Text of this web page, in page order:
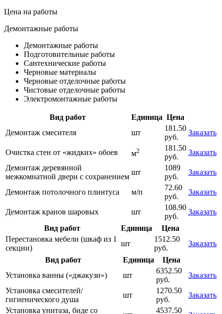
Цена на работы
Демонтажные работы
Демонтажные работы
Подготовительные работы
Сантехнические работы
Черновые материалы
Черновые отделочные работы
Чистовые отделочные работы
Электромонтажные работы
Вид работ Единица Цена
Демонтаж смесителя
шт
181.50
руб.
Заказать
Очистка стен от «жидких» обоев м2
181.50
руб.
Заказать
Демонтаж деревянной
межкомнатной двери с сохранением
шт
1089
руб.
Заказать
Демонтаж потолочного плинтуса м/п
72.60
руб.
Заказать
Демонтаж кранов шаровых шт
108.90
руб.
Заказать
Вид работ
Единица
Цена
Перестановка мебели (шкаф из 1
секции)
шт
1512.50
руб.
Заказать
Вид работ
Единица
Цена
Установка ванны («джакузи»)
шт
6352.50
руб.
Заказать
Установка смесителей/
гигиенического душа
шт
1270.50
руб.
Заказать
Установка унитаза, биде со
4537.50